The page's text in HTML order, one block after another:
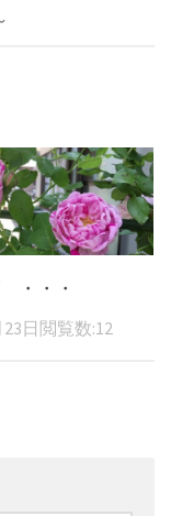
・・・
日 閲覧数:12